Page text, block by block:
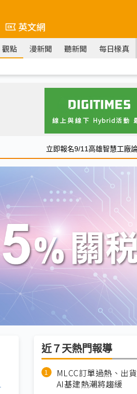
英文網
觀點 漫新聞 聽新聞 每日椽真
立即報名9/11高雄智慧工廠
近７天熱門報導
MLCC訂單過熱、出
AI基建熱潮將趨緩